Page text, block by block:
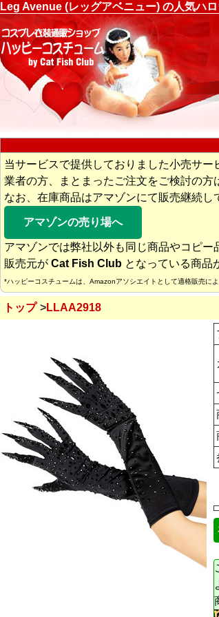
Leg Avenue (レッグアベニュー) の人気ハ
当サービスで提供しておりました小売サー
業者の方、まとまったご注文をご検討の方
なお、在庫商品はアマゾンにて販売継続し
アマゾンの売り場へ
アマゾンでは弊社以外も同じ商品やコピー
販売元が Cat Fish Club となっている商品
*ハッピーコスチュームは、Amazonアソシエイトとして適格販売によ
トップ LLAA2918